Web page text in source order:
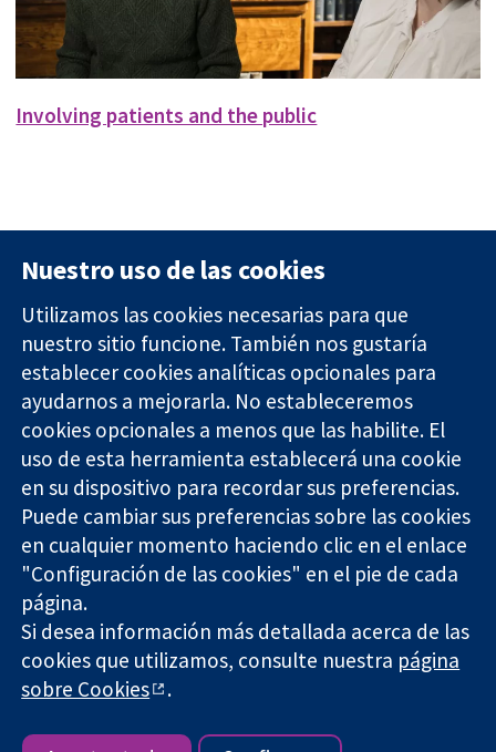
Involving patients and the public
Evidencia fiable.
Decisiones
informadas.
Mejor salud.
11-13 Cavendish
Square
Londres
W1G 0AN
Reino Unido
Contacto
Noticias
Prensa
Sobre
nosotros
Empleo
Cochrane
Library
The Cochrane Collaboration is a charity (no. 1045921) and a
company limited by guarantee (no. 03044323) registered in
England & Wales. VAT registration number GB 718 2127 49.
Copyright © 2026 The Cochrane Collaboration
Términos y condiciones del sitio web|Responsabilidades
Nuestro uso de las cookies
Utilizamos las cookies necesarias para que
nuestro sitio funcione. También nos gustaría
establecer cookies analíticas opcionales para
ayudarnos a mejorarla. No estableceremos
cookies opcionales a menos que las habilite. El
uso de esta herramienta establecerá una cookie
en su dispositivo para recordar sus preferencias.
Puede cambiar sus preferencias sobre las cookies
en cualquier momento haciendo clic en el enlace
"Configuración de las cookies" en el pie de cada
página.
Si desea información más detallada acerca de las
cookies que utilizamos, consulte nuestra página
sobre Cookies
.